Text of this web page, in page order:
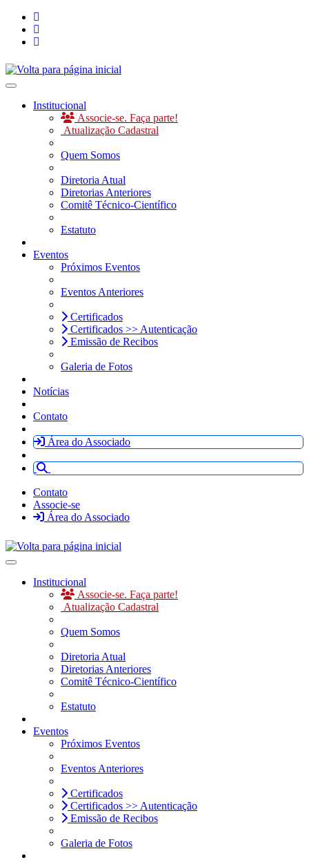
Toggle navigation
Institucional
Associe-se. Faça parte!
Atualização Cadastral
Quem Somos
Diretoria Atual
Diretorias Anteriores
Comitê Técnico-Científico
Estatuto
Eventos
Próximos Eventos
Eventos Anteriores
Certificados
Certificados >> Autenticação
Emissão de Recibos
Galeria de Fotos
Notícias
Contato
Área do Associado
Contato
Associe-se
Área do Associado
Toggle navigation
Institucional
Associe-se. Faça parte!
Atualização Cadastral
Quem Somos
Diretoria Atual
Diretorias Anteriores
Comitê Técnico-Científico
Estatuto
Eventos
Próximos Eventos
Eventos Anteriores
Certificados
Certificados >> Autenticação
Emissão de Recibos
Galeria de Fotos